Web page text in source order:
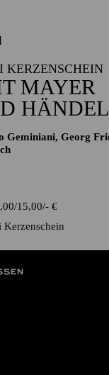
KERZENSCHEIN
MAYER
HÄNDEL
Geminiani, Georg
15,00 - €